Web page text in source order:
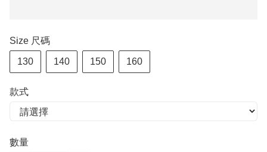
Size 尺碼
130 140 150 160
款式
數量